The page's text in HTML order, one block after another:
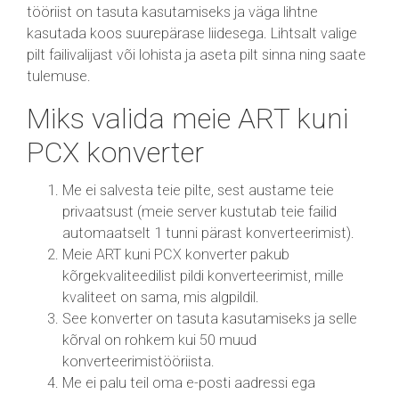
tööriist on tasuta kasutamiseks ja väga lihtne
kasutada koos suurepärase liidesega. Lihtsalt valige
pilt failivalijast või lohista ja aseta pilt sinna ning saate
tulemuse.
Miks valida meie ART kuni
PCX konverter
Me ei salvesta teie pilte, sest austame teie
privaatsust (meie server kustutab teie failid
automaatselt 1 tunni pärast konverteerimist).
Meie ART kuni PCX konverter pakub
kõrgekvaliteedilist pildi konverteerimist, mille
kvaliteet on sama, mis algpildil.
See konverter on tasuta kasutamiseks ja selle
kõrval on rohkem kui 50 muud
konverteerimistööriista.
Me ei palu teil oma e-posti aadressi ega